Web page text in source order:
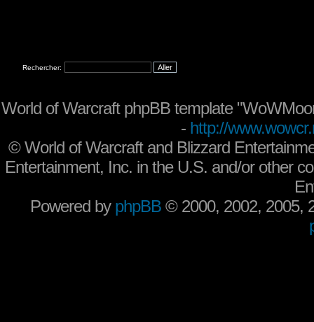
Rechercher:
World of Warcraft phpBB template
- http://
©World of Warcraft and Blizzard
Entertainment, Inc. in the U.S. and/or other
Powered by phpBB © 2000, 2002, 2005,